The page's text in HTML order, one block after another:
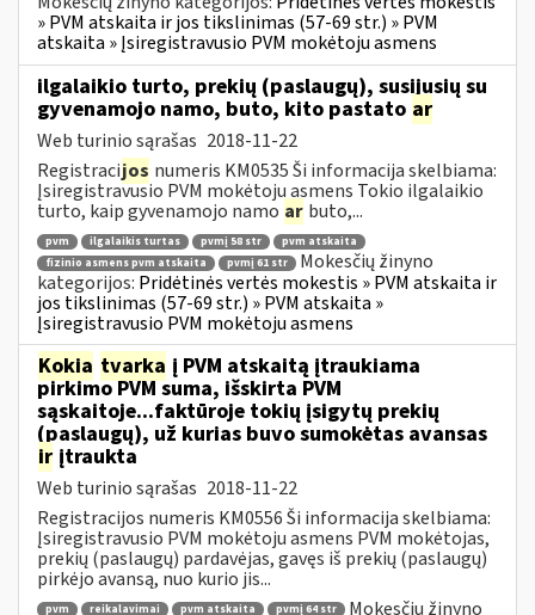
» PVM atskaita ir jos tikslinimas (57-69 str.) » PVM
atskaita » Įsiregistravusio PVM mokėtoju asmens
ilgalaikio turto, prekių (paslaugų), susijusių su
gyvenamojo namo, buto, kito pastato ar
Web turinio sąrašas 2018-11-22
Registracijos numeris KM0535 Ši informacija skelbiama:
Įsiregistravusio PVM mokėtoju asmens Tokio ilgalaikio
turto, kaip gyvenamojo namo ar buto,...
pvm ilgalaikis turtas pvmį 58 str
pvm atskaita
fizinio asmens pvm atskaita
pvmį 61 str
Mokesčių žinyno
kategorijos: Pridėtinės vertės mokestis » PVM atskaita ir
jos tikslinimas (57-69 str.) » PVM atskaita »
Įsiregistravusio PVM mokėtoju asmens
Kokia tvarka į PVM atskaitą įtraukiama
pirkimo PVM suma, išskirta PVM
sąskaitoje...faktūroje tokių įsigytų prekių
(paslaugų), už kurias buvo sumokėtas avansas
ir įtraukta
Web turinio sąrašas 2018-11-22
Registracijos numeris KM0556 Ši informacija skelbiama:
Įsiregistravusio PVM mokėtoju asmens PVM mokėtojas,
prekių (paslaugų) pardavėjas, gavęs iš prekių (paslaugų)
pirkėjo avansą, nuo kurio jis...
pvm reikalavimai pvm atskaita pvmį 64 str Mokesčių žinyno